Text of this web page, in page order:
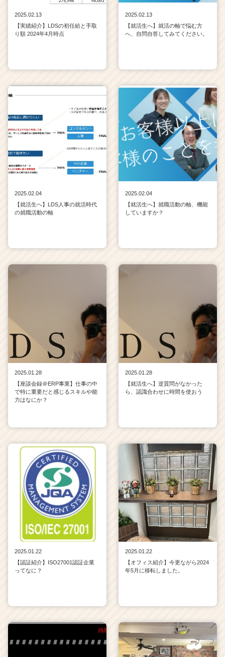
2025.02.13
【実績紹介】LDSの初任給と手取
り額 2024年4月時点
2025.02.13
【就活生へ】就活の軸で悩む方
へ、自問自答してみてください。
2025.02.04
【就活生へ】LDS人事の就活時代
の就職活動の軸
2025.02.04
【就活生へ】就職活動の軸、機能
していますか？
2025.01.28
【座談会録＠ERP事業】仕事の中
で特に重要だと感じるスキルや能
力はなにか？
2025.01.28
【就活生へ】逆質問がなかった
ら、認識合わせに時間を使おう
2025.01.22
【認証紹介】ISO27001認証企業
ってなに？
2025.01.22
【オフィス紹介】今更ながら2024
年5月に移転しました。